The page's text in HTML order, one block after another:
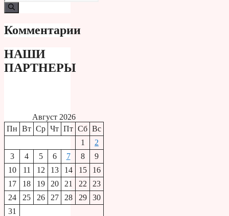
Комментарии
НАШИ
ПАРТНЕРЫ
Август 2026
Пн Вт Ср Чт Пт Сб Вс
1
2
3
4 5 6 7 8
9
10
11 12 13 14 15
16
17
18 19 20 21 22
23
24
25 26 27 28 29
30
31